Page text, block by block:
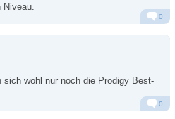
0
sich wohl nur noch die Prodigy Best-
0